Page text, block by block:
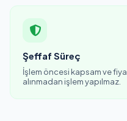
Şeffaf Süreç
İşlem öncesi kapsam ve
alınmadan işlem yapılmaz.